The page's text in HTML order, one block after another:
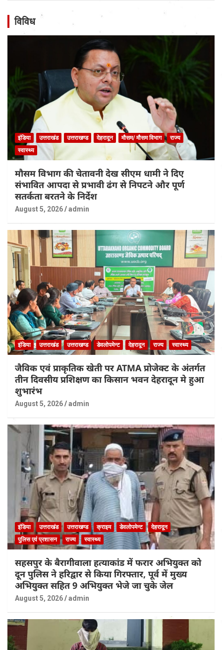
विविध
इंडिया उत्तराखंड उत्तराखण्ड देहरादून मौसम/ मौसम विभाग
राज्य
स्वास्थ्य
मौसम विभाग की चेतावनी देख सीएम धामी ने दिए
संभावित आपदा से प्रभावी ढंग से निपटने और पूर्ण
सतर्कता बरतने के निर्देश
August 5, 2026 admin
इंडिया उत्तराखंड उत्तराखण्ड डेवलोपमेन्ट देहरादून राज्य स्वास्थ्य
जैविक एवं प्राकृतिक खेती पर ATMA प्रोजेक्ट के अंतर्गत
तीन दिवसीय प्रशिक्षण का किसान भवन देहरादून मे हुआ
शुभारंभ
August 5, 2026 admin
इंडिया उत्तराखंड उत्तराखण्ड क्राइम डेवलोपमेन्ट
देहरादून
पुलिस एवं प्रशासन
राज्य स्वास्थ्य
सहसपुर के बैरागीवाला हत्याकांड में फरार अभियुक्त को
दून पुलिस ने हरिद्वार से किया गिरफ्तार, पूर्व में मुख्य
अभियुक्त सहित 9 अभियुक्त भेजे जा चुके जेल
August 5, 2026 admin